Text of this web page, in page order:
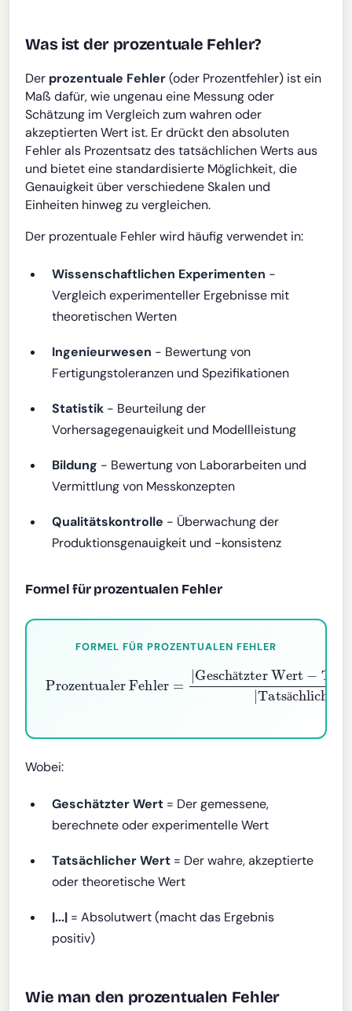
Was ist der prozentuale Fehler?
Der prozentuale Fehler(oder Prozentfehler) ist ein
Maß dafür, wie ungenau eine Messung oder
Schätzung im Vergleich zum wahren oder
akzeptierten Wert ist. Er drückt den absoluten
Fehler als Prozentsatz des tatsächlichen Werts aus
und bietet eine standardisierte Möglichkeit, die
Genauigkeit über verschiedene Skalen und
Einheiten hinweg zu vergleichen.
Der prozentuale Fehler wird häufig verwendet in:
Wissenschaftlichen Experimenten -
Vergleich experimenteller Ergebnisse mit
theoretischen Werten
Ingenieurwesen - Bewertung von
Fertigungstoleranzen und Spezifikationen
Statistik - Beurteilung der
Vorhersagegenauigkeit und Modellleistung
Bildung - Bewertung von Laborarbeiten und
Vermittlung von Messkonzepten
Qualitätskontrolle - Überwachung der
Produktionsgenauigkeit und -konsistenz
Formel für prozentualen Fehler
FORMEL FÜR PROZENTUALEN FEHLER
ä
ä
Prozentualer Fehler=|
Tatsächlicher Wert||
100%
Wobei:
Geschätzter Wert = Der gemessene,
berechnete oder experimentelle Wert
Tatsächlicher Wert = Der wahre, akzeptierte
oder theoretische Wert
|...| = Absolutwert (macht das Ergebnis
positiv)
Wie man den prozentualen Fehler